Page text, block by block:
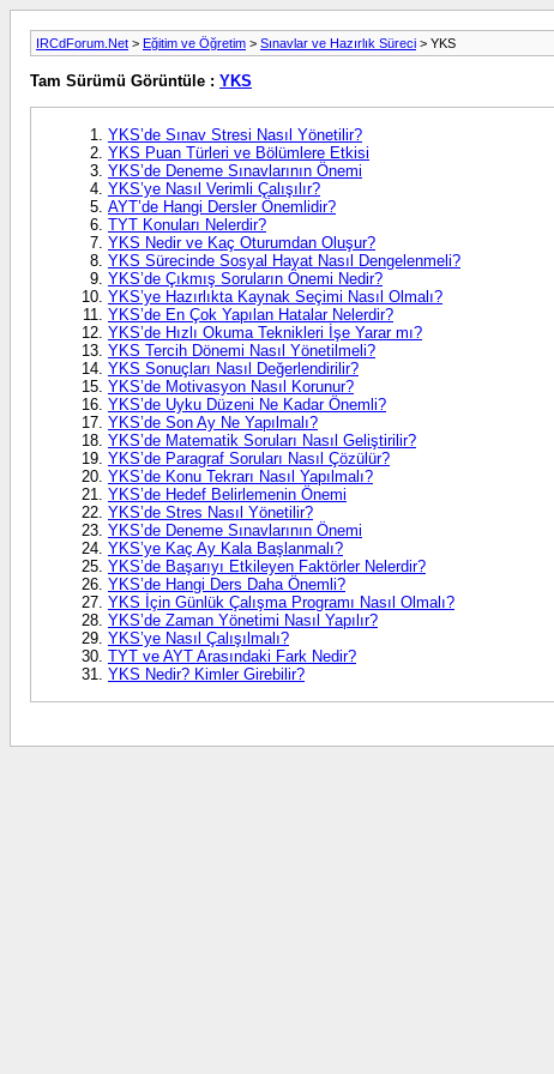
IRCdForum.Net > Eğitim ve Öğretim > Sınavlar ve Hazırlık Süreci > YKS
Tam Sürümü Görüntüle : YKS
YKS’de Sınav Stresi Nasıl Yönetilir?
YKS Puan Türleri ve Bölümlere Etkisi
YKS’de Deneme Sınavlarının Önemi
YKS’ye Nasıl Verimli Çalışılır?
AYT’de Hangi Dersler Önemlidir?
TYT Konuları Nelerdir?
YKS Nedir ve Kaç Oturumdan Oluşur?
YKS Sürecinde Sosyal Hayat Nasıl Dengelenmeli?
YKS’de Çıkmış Soruların Önemi Nedir?
YKS’ye Hazırlıkta Kaynak Seçimi Nasıl Olmalı?
YKS’de En Çok Yapılan Hatalar Nelerdir?
YKS’de Hızlı Okuma Teknikleri İşe Yarar mı?
YKS Tercih Dönemi Nasıl Yönetilmeli?
YKS Sonuçları Nasıl Değerlendirilir?
YKS’de Motivasyon Nasıl Korunur?
YKS’de Uyku Düzeni Ne Kadar Önemli?
YKS’de Son Ay Ne Yapılmalı?
YKS’de Matematik Soruları Nasıl Geliştirilir?
YKS’de Paragraf Soruları Nasıl Çözülür?
YKS’de Konu Tekrarı Nasıl Yapılmalı?
YKS’de Hedef Belirlemenin Önemi
YKS’de Stres Nasıl Yönetilir?
YKS’de Deneme Sınavlarının Önemi
YKS’ye Kaç Ay Kala Başlanmalı?
YKS’de Başarıyı Etkileyen Faktörler Nelerdir?
YKS’de Hangi Ders Daha Önemli?
YKS İçin Günlük Çalışma Programı Nasıl Olmalı?
YKS’de Zaman Yönetimi Nasıl Yapılır?
YKS’ye Nasıl Çalışılmalı?
TYT ve AYT Arasındaki Fark Nedir?
YKS Nedir? Kimler Girebilir?